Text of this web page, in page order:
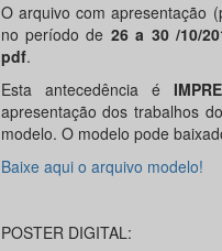
O arquivo com apresentação
no período de 26 a 30 /10/
pdf.
Esta antecedência é
apresentação dos trabalhos
modelo. O modelo pode
Baixe aqui o arquivo modelo!
POSTER DIGITAL: